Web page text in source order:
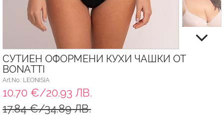
СУТИЕН ОФОРМЕНИ КУХИ ЧАШКИ ОТ
BONATTI
Art.No.: LEONISIA
10.70 €/20.93 ЛВ.
17.84 €/34.89 ЛВ.